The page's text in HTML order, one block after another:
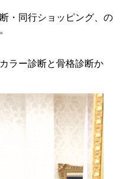
・同行ショッピング、の
ラー診断と骨格診断か